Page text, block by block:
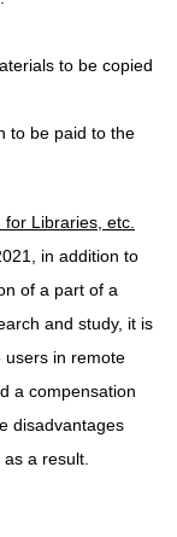
to be copied
to be paid to the
Libraries, etc.
in addition to
of a part of a
and study, it is
users in remote
a compensation
disadvantages
a result.